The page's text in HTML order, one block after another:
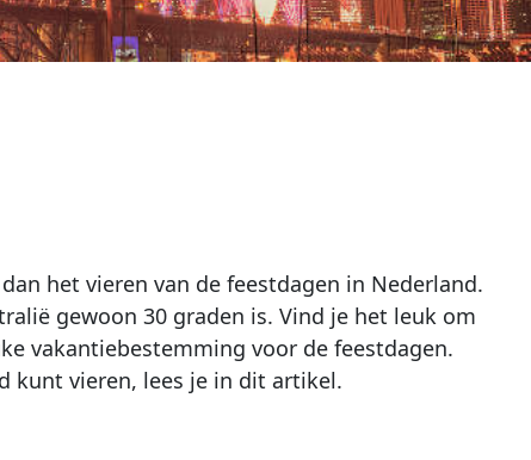
het vieren van de feestdagen in Nederland.
gewoon 30 graden is. Vind je het leuk om
vakantiebestemming voor de feestdagen.
kunt vieren, lees je in dit artikel.